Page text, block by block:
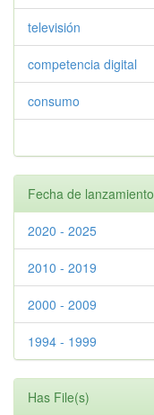
televisión
competencia digital
consumo
Fecha de lanzamiento
2020 - 2025
2010 - 2019
2000 - 2009
1994 - 1999
Has File(s)